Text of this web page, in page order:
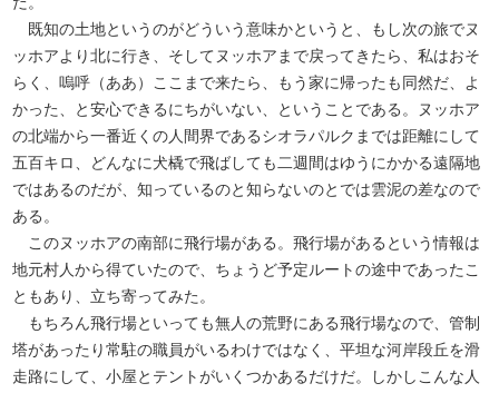
既知の土地というのがどういう意味かというと、もし次の旅でヌ
ッホアより北に行き、そしてヌッホアまで戻ってきたら、私はおそ
らく、嗚呼（ああ）ここまで来たら、もう家に帰ったも同然だ、よ
かった、と安心できるにちがいない、ということである。ヌッホア
の北端から一番近くの人間界であるシオラパルクまでは距離にして
五百キロ、どんなに犬橇で飛ばしても二週間はゆうにかかる遠隔地
ではあるのだが、知っているのと知らないのとでは雲泥の差なので
ある。
このヌッホアの南部に飛行場がある。飛行場があるという情報は
地元村人から得ていたので、ちょうど予定ルートの途中であったこ
ともあり、立ち寄ってみた。
もちろん飛行場といっても無人の荒野にある飛行場なので、管制
塔があったり常駐の職員がいるわけではなく、平坦な河岸段丘を滑
走路にして、小屋とテントがいくつかあるだけだ。しかしこんな人